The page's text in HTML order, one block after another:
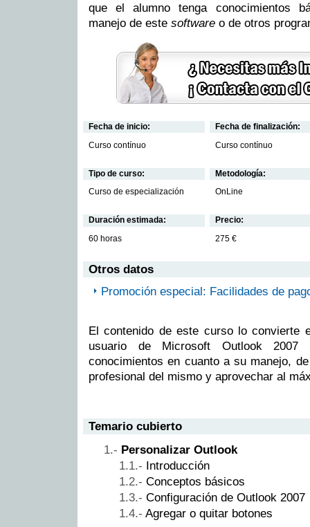
que el alumno tenga conocimientos
manejo de este software o de otros
Fecha de inicio:
Curso contínuo
Fecha de finalización:
Curso contínuo
Tipo de curso:
Curso de especialización
Metodología:
OnLine
Duración estimada:
60 horas
Precio:
275 €
Otros datos
Promoción especial: Facilidades de
El contenido de este curso lo convierte
usuario de Microsoft Outlook 2007
conocimientos en cuanto a su manejo,
profesional del mismo y aprovechar al
Temario cubierto
Personalizar Outlook
Introducción
Conceptos básicos
Configuración de Outlook 2007
Agregar o quitar botones